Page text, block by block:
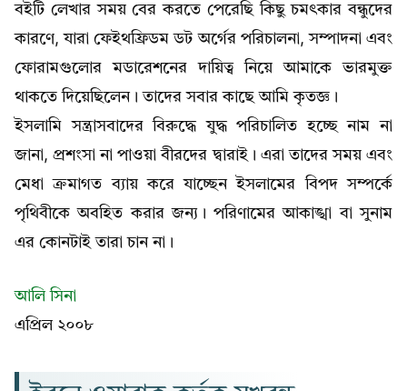
বইটি লেখার সময় বের করতে পেরেছি কিছু চমৎকার বন্ধুদের
কারণে, যারা ফেইথফ্রিডম ডট অর্গের পরিচালনা, সম্পাদনা এবং
ফোরামগুলোর মডারেশনের দায়িত্ব নিয়ে আমাকে ভারমুক্ত
থাকতে দিয়েছিলেন। তাদের সবার কাছে আমি কৃতজ্ঞ।
ইসলামি সন্ত্রাসবাদের বিরুদ্ধে যুদ্ধ পরিচালিত হচ্ছে নাম না
জানা, প্রশংসা না পাওয়া বীরদের দ্বারাই। এরা তাদের সময় এবং
মেধা ক্রমাগত ব্যায় করে যাচ্ছেন ইসলামের বিপদ সম্পর্কে
পৃথিবীকে অবহিত করার জন্য। পরিণামের আকাঙ্খা বা সুনাম
এর কোনটাই তারা চান না।
আলি সিনা
এপ্রিল ২০০৮